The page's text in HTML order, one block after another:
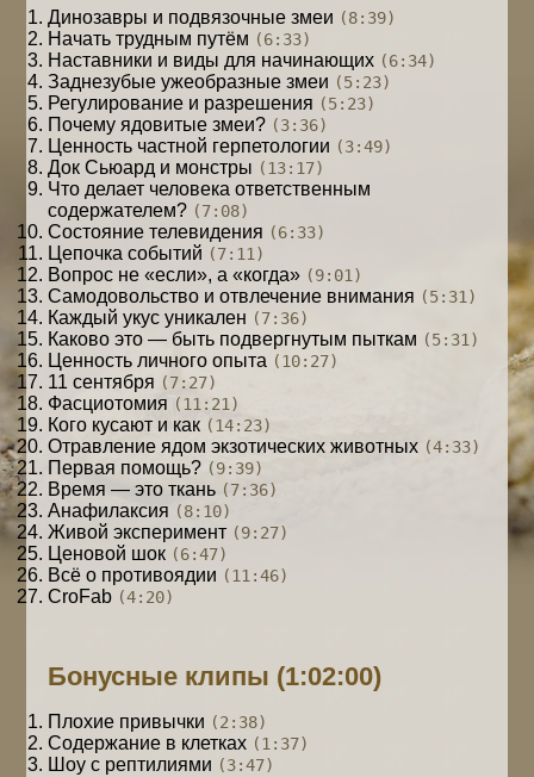
Динозавры и подвязочные змеи (8:39)
Начать трудным путём (6:33)
Наставники и виды для начинающих (6:34)
Заднезубые ужеобразные змеи (5:23)
Регулирование и разрешения (5:23)
Почему ядовитые змеи? (3:36)
Ценность частной герпетологии (3:49)
Док Сьюард и монстры (13:17)
Что делает человека ответственным
содержателем? (7:08)
Состояние телевидения (6:33)
Цепочка событий (7:11)
Вопрос не «если», а «когда» (9:01)
Самодовольство и отвлечение внимания (5:31)
Каждый укус уникален (7:36)
Каково это — быть подвергнутым пыткам (5:31)
Ценность личного опыта (10:27)
11 сентября (7:27)
Фасциотомия (11:21)
Кого кусают и как (14:23)
Отравление ядом экзотических животных (4:33)
Первая помощь? (9:39)
Время — это ткань (7:36)
Анафилаксия (8:10)
Живой эксперимент (9:27)
Ценовой шок (6:47)
Всё о противоядии (11:46)
CroFab (4:20)
Бонусные клипы (1:02:00)
Плохие привычки (2:38)
Содержание в клетках (1:37)
Шоу с рептилиями (3:47)